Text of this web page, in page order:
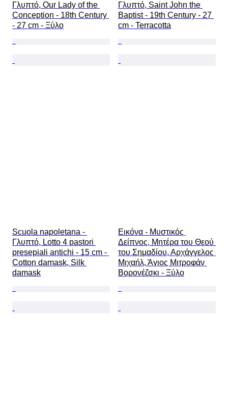
Γλυπτό, Our Lady of the
Conception - 18th Century
- 27 cm - Ξύλο
Γλυπτό, Saint John the
Baptist - 19th Century - 27
cm - Terracotta
Scuola napoletana -
Γλυπτό, Lotto 4 pastori
presepiali antichi - 15 cm -
Cotton damask, Silk
damask
Εικόνα - Μυστικός
Δείπνος, Μητέρα του Θεού
του Σημαδίου, Αρχάγγελος
Μιχαήλ, Άγιος Μιτροφάν
Βορονέζσκι - Ξύλο